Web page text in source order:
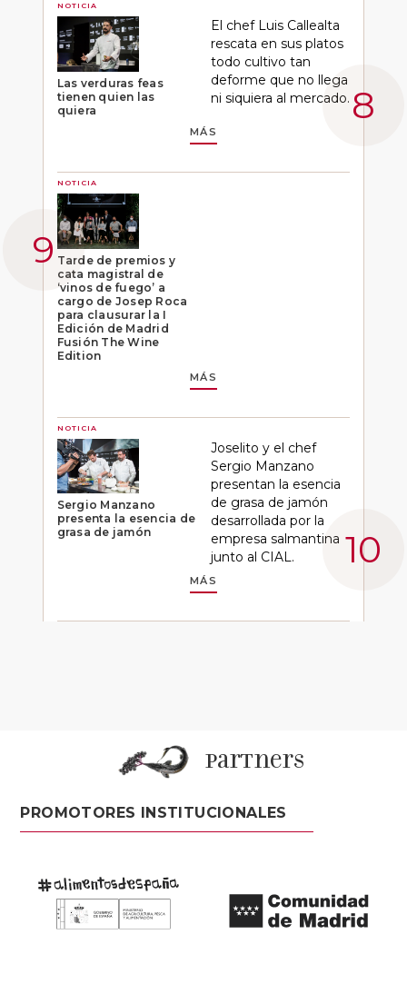
NOTICIA
Las verduras feas
tienen quien las
quiera
El chef Luis Callealta
rescata en sus platos
todo cultivo tan
deforme que no llega
ni siquiera al mercado.
MÁS
NOTICIA
Tarde de premios y
cata magistral de
‘vinos de fuego’ a
cargo de Josep Roca
para clausurar la I
Edición de Madrid
Fusión The Wine
Edition
MÁS
NOTICIA
Sergio Manzano
presenta la esencia de
grasa de jamón
Joselito y el chef
Sergio Manzano
presentan la esencia
de grasa de jamón
desarrollada por la
empresa salmantina
junto al CIAL.
MÁS
partners
PROMOTORES INSTITUCIONALES